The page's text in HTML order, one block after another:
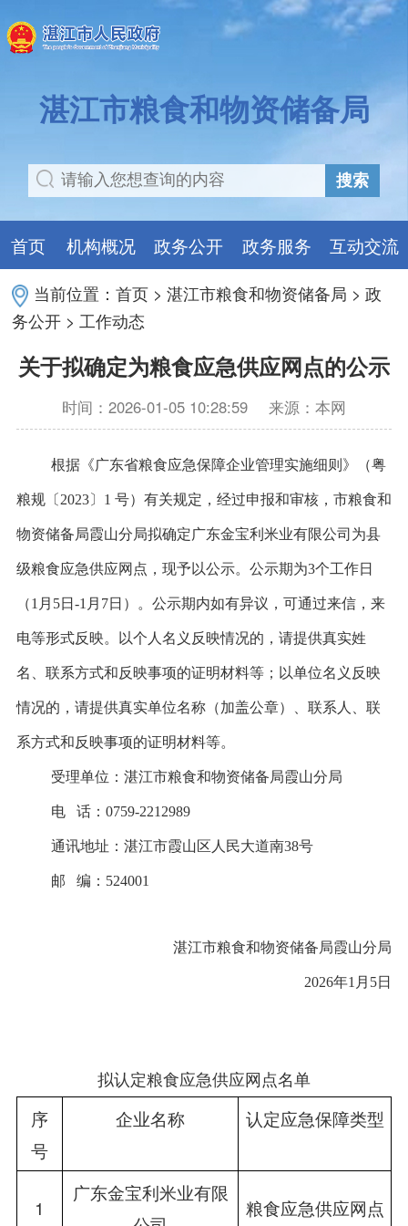
湛江市粮食和物资储备局
搜索
首页 机构概况 政务公开 政务服务 互动交流
当前位置：首页 >湛江市粮食和物资储备局 >政
务公开 > 工作动态
关于拟确定为粮食应急供应网点的公示
时间：2026-01-05 10:28:59 来源：本网
根据《广东省粮食应急保障企业管理实施细则》（粤
粮规〔2023〕1 号）有关规定，经过申报和审核，市粮食和
物资储备局霞山分局拟确定广东金宝利米业有限公司为县
级粮食应急供应网点，现予以公示。公示期为3个工作日
（1月5日-1月7日）。公示期内如有异议，可通过来信，来
电等形式反映。以个人名义反映情况的，请提供真实姓
名、联系方式和反映事项的证明材料等；以单位名义反映
情况的，请提供真实单位名称（加盖公章）、联系人、联
系方式和反映事项的证明材料等。
受理单位：湛江市粮食和物资储备局霞山分局
电 话：0759-2212989
通讯地址：湛江市霞山区人民大道南38号
邮 编：524001
湛江市粮食和物资储备局霞山分局
2026年1月5日
拟认定粮食应急供应网点名单
序
号
企业名称 认定应急保障类型
1
广东金宝利米业有限
粮食应急供应网点